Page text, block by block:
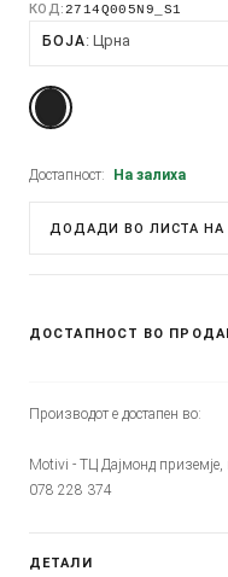
КОД:2714Q005N9_S1
БОЈА Црна
Достапност: На залиха
ДОДАДИ ВО ЛИСТА НА
ДОСТАПНОСТ ВО
Производот е достапен во:
Motivi - ТЦ Дајмонд приземје,
078 228 374
ДЕТАЛИ